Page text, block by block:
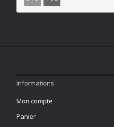
Informations
Mon compte
Panier